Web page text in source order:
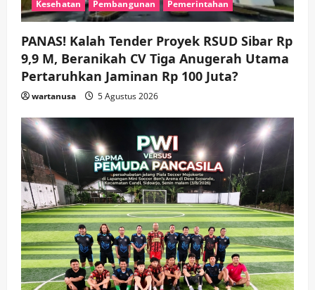
Pemkab Sidoarjo & Muhammadiyah
Sinergi Permudah Perizinan, Wakaf,
hingga Hibah
wartanusa 4 Agustus 2026
5
Keagamaan Pemerintahan
Hadir di Pengajian Qurrota A’yun,
Agar Tetap Amanah Memimpin
wartanusa 4 Agustus 2026
Kesehatan Pembangunan Pemerintahan
PANAS! Kalah Tender Proyek RSUD Sibar Rp
9,9 M, Beranikah CV Tiga Anugerah Utama
Pertaruhkan Jaminan Rp 100 Juta?
wartanusa 5 Agustus 2026